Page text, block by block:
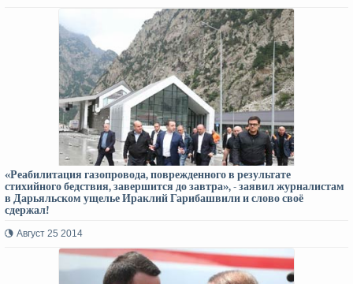
«Реабилитация газопровода, поврежденного в результате
стихийного бедствия, завершится до завтра», - заявил журналистам
в Дарьяльском ущелье Ираклий Гарибашвили и слово своё
сдержал!
Август 25 2014